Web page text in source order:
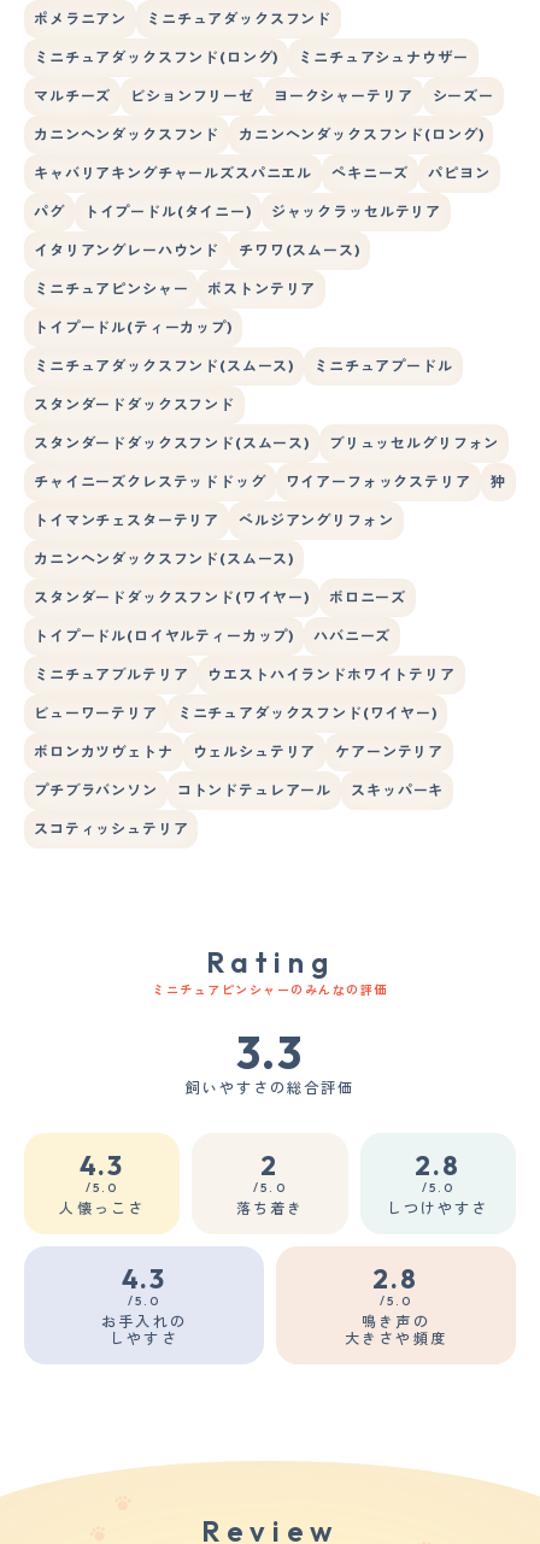
ポメラニアン ミニチュアダックスフンド
ミニチュアダックスフンド(ロング) ミニチュアシュナウザー
マルチーズ ビションフリーゼ ヨークシャーテリア シーズー
カニンヘンダックスフンド カニンヘンダックスフンド(ロング)
キャバリアキングチャールズスパニエル ペキニーズ パピヨン
パグ トイプードル(タイニー) ジャックラッセルテリア
イタリアングレーハウンド チワワ(スムース)
ミニチュアピンシャー ボストンテリア
トイプードル(ティーカップ)
ミニチュアダックスフンド(スムース) ミニチュアプードル
スタンダードダックスフンド
スタンダードダックスフンド(スムース) ブリュッセルグリフォン
チャイニーズクレステッドドッグ ワイアーフォックステリア 狆
トイマンチェスターテリア ベルジアングリフォン
カニンヘンダックスフンド(スムース)
スタンダードダックスフンド(ワイヤー) ボロニーズ
トイプードル(ロイヤルティーカップ) ハバニーズ
ミニチュアブルテリア ウエストハイランドホワイトテリア
ビューワーテリア ミニチュアダックスフンド(ワイヤー)
ボロンカツヴェトナ ウェルシュテリア ケアーンテリア
プチブラバンソン コトンドテュレアール スキッパーキ
スコティッシュテリア
Rating
ミニチュアピンシャーのみんなの評価
3.3
飼いやすさの総合評価
4.3
/5.0
人懐っこさ
2
/5.0
落ち着き
2.8
/5.0
しつけやすさ
4.3
/5.0
お手入れの
しやすさ
2.8
/5.0
鳴き声の
大きさや頻度
Review